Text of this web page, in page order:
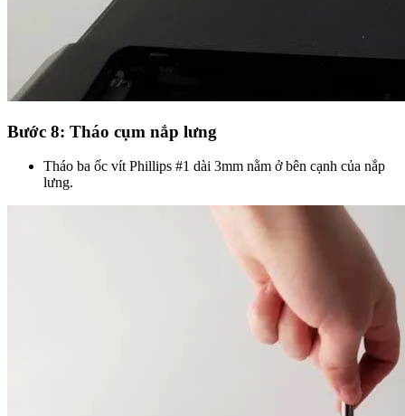
Bước 8: Tháo cụm nắp lưng
Tháo ba ốc vít Phillips #1 dài 3mm nằm ở bên cạnh của nắp
lưng.